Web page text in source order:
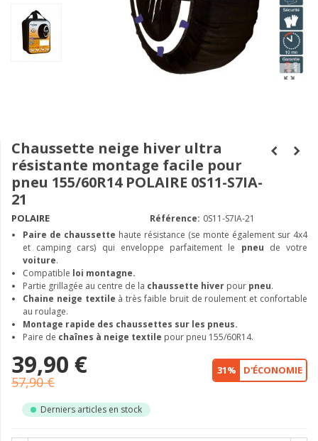
Chaussette neige hiver ultra
résistante montage facile pour
pneu 155/60R14 POLAIRE 0S11-S7IA-
21
POLAIRE Référence: 0S11-S7IA-21
Paire de chaussette haute résistance (se monte également sur 4x4
et camping cars) qui enveloppe parfaitement le pneu de votre
voiture.
Compatible loi montagne.
Partie grillagée au centre de la chaussette hiver pour pneu.
Chaine neige textile à très faible bruit de roulement et confortable
au roulage.
Montage rapide des chaussettes sur les pneus.
Paire de chaînes à neige textile pour pneu 155/60R14.
39,90 €
57,90 €
31% D'ÉCONOMIE
Derniers articles en stock